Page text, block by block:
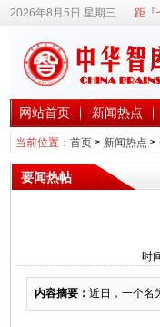
2026年8月5日 星期三 距『
网站首页 新闻热点
当前位置： 首页> 新闻热点 >
要闻热帖
时
内容摘要： 近日，一个名